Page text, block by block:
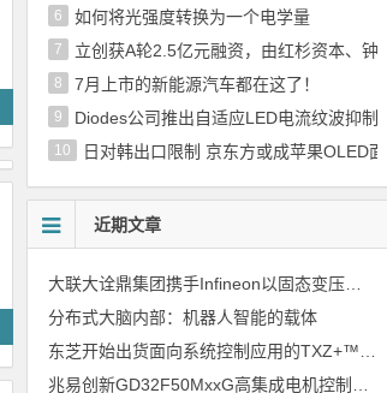
6 如何将光强度转换为一个电学量
7 立创获A轮2.5亿元融资，由红杉资本、钟
8 7月上市的新能源汽车都在这了！
9 Diodes公司推出自适应LED电流纹波抑制器
10 日对韩出口限制 京东方或成苹果OLED面
近期文章
大联大诠鼎集团携手Infineon以固态变压器重构配电效率新标杆
分布式大脑内部：机器人智能的载体